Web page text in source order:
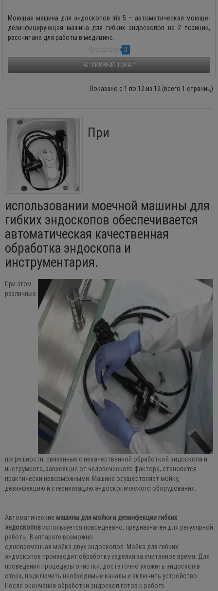
Моющая машина для эндоскопов Iris 5 – автоматическая моюще-
дезинфицирующая машина для гибких эндоскопов на 2 позиции,
рассчитана для работы в медицинс..
0
АРХИВНЫЙ ТОВАР
Показано с 1 по 12 из 12 (всего 1 страниц)
При
использовании моечной машины для
гибких эндоскопов обеспечивается
автоматическая качественная
обработка эндоскопа и
инструментария.
При этом
различные
погрешности, связанные с некачественной обработкой эндоскопа и
инструмента, зависящие от человеческого фактора, становится
практически невозможными. Машина осуществляет мойку,
дезинфекцию и стерилизацию эндоскопического оборудования.
Автоматические машины для мойки и дезинфекции гибких
эндоскопов используется повседневно, предназначен для регулярной
работы. В аппарате возможно
одновременная мойка двух эндоскопов. Мойка для гибких
эндоскопов производит обработку изделия за считанное время. Для
проведения процедуры очистки, достаточно уложить эндоскоп в
отсек, подключить необходимые каналы и включить устройство.
После окончания обработки эндоскоп готов к работе.